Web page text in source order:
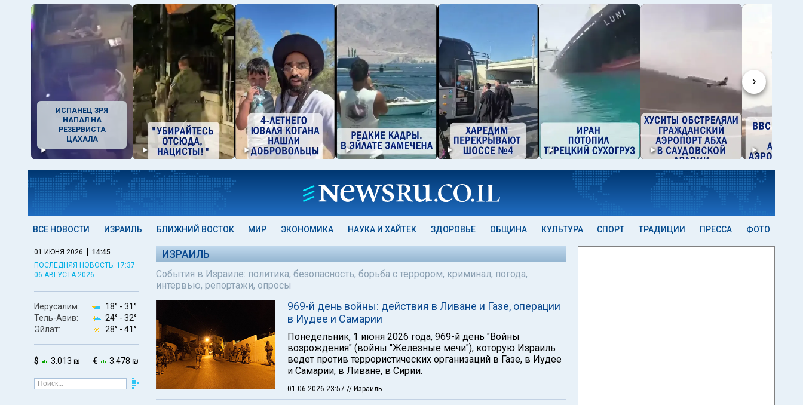
›
ИСПАНЕЦ ЗРЯ
НАПАЛ НА
РЕЗЕРВИСТА
ЦАХАЛА
ВСЕ НОВОСТИ ИЗРАИЛЬ БЛИЖНИЙ ВОСТОК МИР ЭКОНОМИКА НАУКА И ХАЙТЕК ЗДОРОВЬЕ ОБЩИНА КУЛЬТУРА СПОРТ ТРАДИЦИИ ПРЕССА ФОТО
01 ИЮНЯ 2026 | 14:45
ПОСЛЕДНЯЯ НОВОСТЬ: 17:37
06 АВГУСТА 2026
Иерусалим: 18° - 31°
Тель-Авив:
24° - 32°
Эйлат:
28° - 41°
$ 3.013 ₪ € 3.478 ₪
ИЗРАИЛЬ
События в Израиле: политика, безопасность, борьба с террором, криминал, погода,
интервью, репортажи, опросы
969-й день войны: действия в Ливане и Газе, операции
в Иудее и Самарии
Понедельник, 1 июня 2026 года, 969-й день "Войны
возрождения" (войны "Железные мечи"), которую Израиль
ведет против террористических организаций в Газе, в Иудее
и Самарии, в Ливане, в Сирии.
01.06.2026 23:57 // Израиль